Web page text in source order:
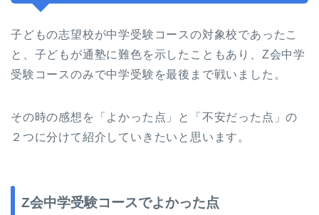
子どもの志望校が中学受験コースの対象校であったこ
と、子どもが通塾に難色を示したこともあり、Z会中学
受験コースのみで中学受験を最後まで戦いました。
その時の感想を「よかった点」と「不安だった点」の
２つに分けて紹介していきたいと思います。
Z会中学受験コースでよかった点